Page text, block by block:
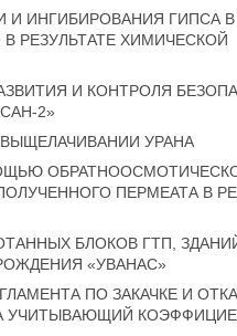
И ИНГИБИРОВАНИЯ ГИПСА В
РЕЗУЛЬТАТЕ ХИМИЧЕСКОЙ
И КОНТРОЛЯ
2»
УРАНА
ПЕРМЕАТА В
БЛОКОВ ГТП,
«УВАНАС»
ПО ЗАКАЧКЕ И
УЧИТЫВАЮЩИЙ